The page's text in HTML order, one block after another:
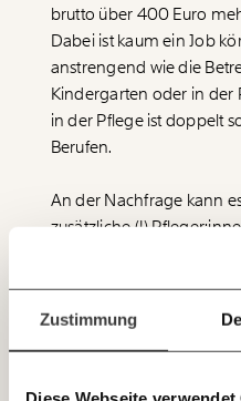
Zustimmung
WerdeFördermitglied
unsere Wirtschaft so
funktioniert. Unsere
Netz. Unabhängig und
so bleiben. Kämpf’ mit
unterstütze uns mit
Hier unsere IBAN:
Immer auf
mit
E-Mail-
brutto über 400 Euro
Dabei ist kaum ein Job
anstrengend wie die
Kindergarten oder in der
in der Pflege ist doppelt
Berufen.
An der Nachfrage kann
zusätzliche (!)
bis 2030. Der Markt
leisten, ist immer und
Wir bezahlen